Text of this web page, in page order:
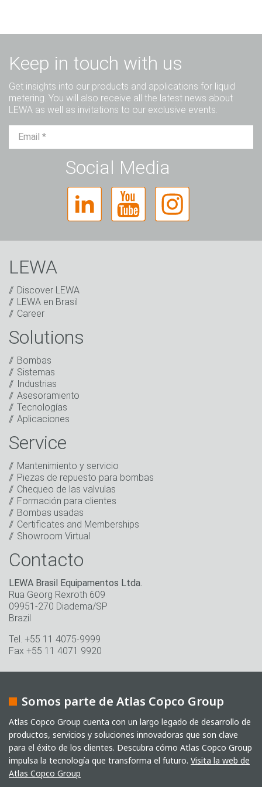
Keep in touch with us
Get insights into our products and applications for liquid
metering. You will also receive all the latest news about
LEWA as well as invitations to our exclusive events.
Sra. Diverso
Captcha
Haga clic para iniciar la verificación
He leído la política de privacidad. Autorizo el
tratamiento de mis datos con fines comerciales.
Esto incluye el envío de nuestro boletín de noticias y
de otras informaciones sobre nuevos productos,
noticias de la empresa, promociones, invitaciones a
eventos u otros acontecimientos relevantes.
Mantenerse en contacto
* Campo obligatorio
Social Media
LEWA
Discover LEWA
LEWA en Brasil
Career
Solutions
Bombas
Sistemas
Industrias
Asesoramiento
Tecnologías
Aplicaciones
Service
Mantenimiento y servicio
Piezas de repuesto para bombas
Chequeo de las valvulas
Formación para clientes
Bombas usadas
Certificates and Memberships
Showroom Virtual
Contacto
LEWA Brasil Equipamentos Ltda.
Rua Georg Rexroth 609
09951-270 Diadema/SP
Brazil
Tel. +55 11 4075-9999
Fax +55 11 4071 9920
Somos parte de Atlas Copco Group
Atlas Copco Group cuenta con un largo legado de desarrollo de
productos, servicios y soluciones innovadoras que son clave
para el éxito de los clientes. Descubra cómo Atlas Copco Group
impulsa la tecnología que transforma el futuro. Visita la web de
Atlas Copco Group